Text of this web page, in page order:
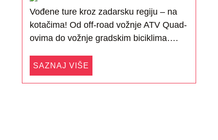
Vođene ture kroz zadarsku regiju – na
kotačima! Od off-road vožnje ATV Quad-
ovima do vožnje gradskim biciklima….
SAZNAJ VIŠE